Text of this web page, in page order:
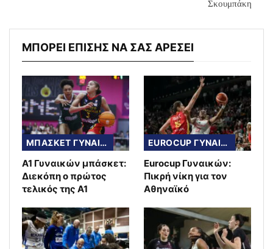
Σκουμπάκη
ΜΠΟΡΕΙ ΕΠΙΣΗΣ ΝΑ ΣΑΣ ΑΡΕΣΕΙ
ΜΠΑΣΚΕΤ ΓΥΝΑΙΚΩΝ
Α1 Γυναικών μπάσκετ:
Διεκόπη ο πρώτος
τελικός της Α1
EUROCUP ΓΥΝΑΙΚΩΝ
Eurocup Γυναικών:
Πικρή νίκη για τον
Αθηναϊκό